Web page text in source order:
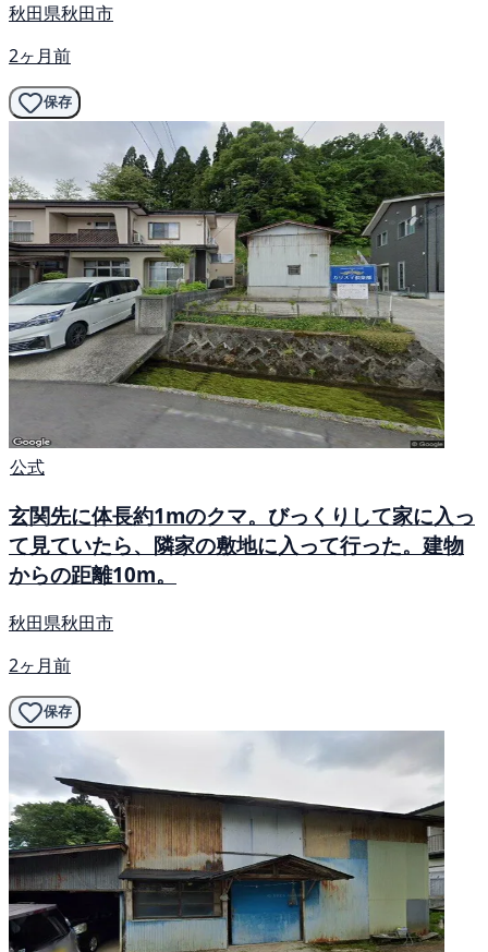
秋田県秋田市
2ヶ月前
保存
公式
玄関先に体長約1mのクマ。びっくりして家に入っ
て見ていたら、隣家の敷地に入って行った。建物
からの距離10m。
秋田県秋田市
2ヶ月前
保存